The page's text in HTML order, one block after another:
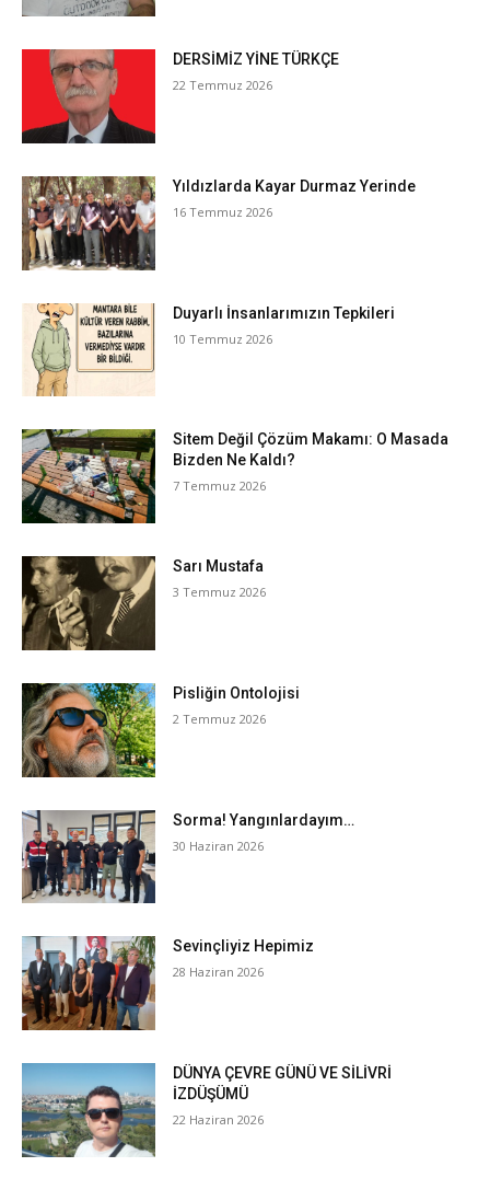
DERSİMİZ YİNE TÜRKÇE
22 Temmuz 2026
Yıldızlarda Kayar Durmaz Yerinde
16 Temmuz 2026
Duyarlı İnsanlarımızın Tepkileri
10 Temmuz 2026
Sitem Değil Çözüm Makamı: O Masada
Bizden Ne Kaldı?
7 Temmuz 2026
Sarı Mustafa
3 Temmuz 2026
Pisliğin Ontolojisi
2 Temmuz 2026
Sorma! Yangınlardayım…
30 Haziran 2026
Sevinçliyiz Hepimiz
28 Haziran 2026
DÜNYA ÇEVRE GÜNÜ VE SİLİVRİ
İZDÜŞÜMÜ
22 Haziran 2026